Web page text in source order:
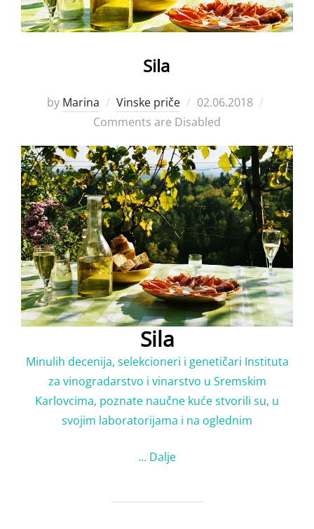
Sila
by Marina Vinske priče
Posted
on
02.06.2018
Comments are Disabled
Sila
Minulih decenija, selekcioneri i genetičari Instituta
za vinogradarstvo i vinarstvo u Sremskim
Karlovcima, poznate naučne kuće stvorili su, u
svojim laboratorijama i na oglednim
… Dalje